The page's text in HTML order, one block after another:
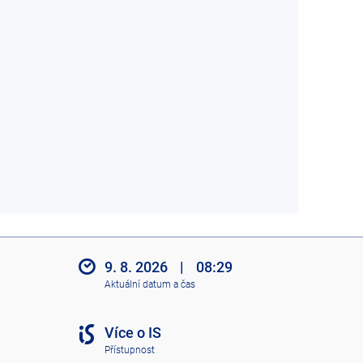
9. 8. 2026 | 08:29
Aktuální datum a čas
Více o IS
Přístupnost